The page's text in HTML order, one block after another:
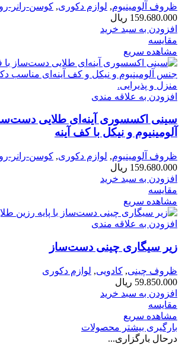
ظروف آلومینیوم, لوازم دکوری, کوسن-رانر-
159.680.000 ریال
افزودن به سبد خرید
مقایسه
مشاهده سریع
افزودن به علاقه مندی
سینی اکسسوری آینه‌ای طلایی
آلومینیوم و نیکل با کف آینه
ظروف آلومینیوم, لوازم دکوری, کوسن-رانر-
159.680.000 ریال
افزودن به سبد خرید
مقایسه
مشاهده سریع
افزودن به علاقه مندی
زیر سیگاری چینی دست‌ساز
ظروف چینی, کادویی, لوازم دکوری
59.850.000 ریال
افزودن به سبد خرید
مقایسه
مشاهده سریع
بارگیری بیشتر محصولات
درحال بارگزاری...